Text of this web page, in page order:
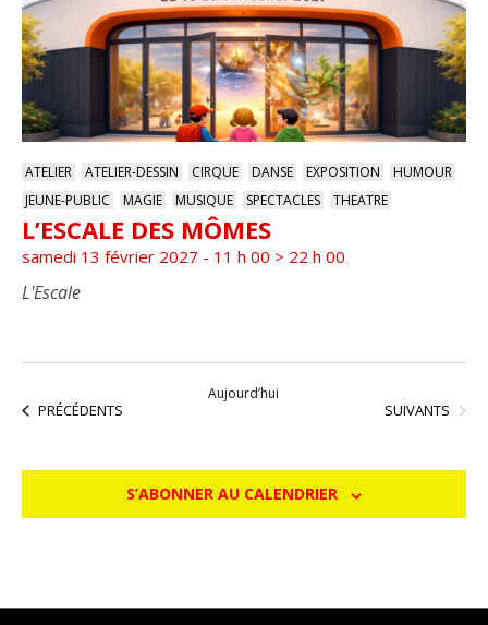
ATELIER ATELIER-DESSIN CIRQUE DANSE EXPOSITION
HUMOUR
JEUNE-PUBLIC
MAGIE MUSIQUE SPECTACLES THEATRE
L’ESCALE DES MÔMES
samedi 13 février 2027 - 11 h 00 > 22 h 00
L'Escale
ÉVÈNEMENTS
PRÉCÉDENTS
Aujourd’hui
ÉVÈNEMENTS
SUIVANTS
S’ABONNER AU CALENDRIER